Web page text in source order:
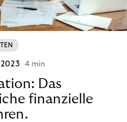
4 min
Das
finanzielle